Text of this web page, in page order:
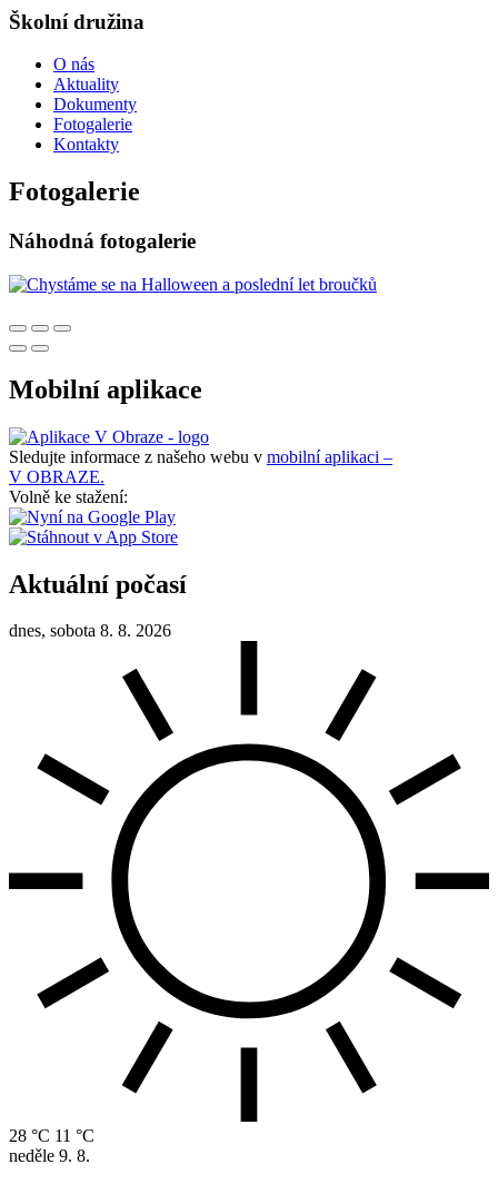
Školní družina
O nás
Aktuality
Dokumenty
Fotogalerie
Kontakty
Fotogalerie
Náhodná fotogalerie
Mobilní aplikace
Sledujte informace z našeho webu v mobilní aplikaci –
V OBRAZE.
Volně ke stažení:
Aktuální počasí
dnes, sobota 8. 8. 2026
28 °C 11 °C
neděle 9. 8.